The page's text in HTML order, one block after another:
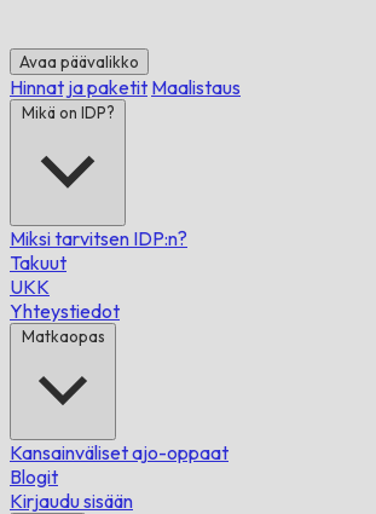
Avaa päävalikko
Hinnat ja paketit Maalistaus
Mikä on IDP?
Miksi tarvitsen IDP:n?
Takuut
UKK
Yhteystiedot
Matkaopas
Kansainväliset ajo-oppaat
Blogit
Kirjaudu sisään